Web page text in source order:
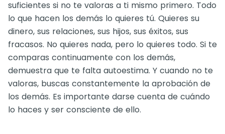
suficientes si no te valoras a ti mismo primero. Todo
lo que hacen los demás lo quieres tú. Quieres su
dinero, sus relaciones, sus hijos, sus éxitos, sus
fracasos. No quieres nada, pero lo quieres todo. Si te
comparas continuamente con los demás,
demuestra que te falta autoestima. Y cuando no te
valoras, buscas constantemente la aprobación de
los demás. Es importante darse cuenta de cuándo
lo haces y ser consciente de ello.